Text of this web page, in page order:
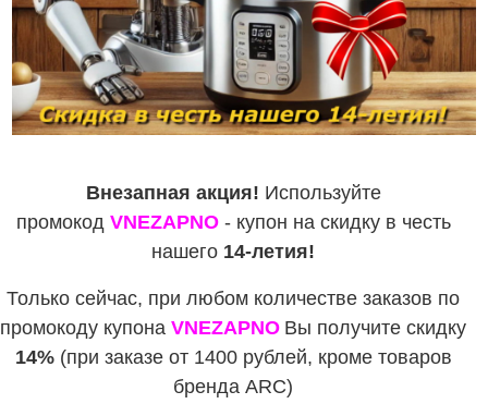
Внезапная акция! Используйте
промокод VNEZAPNO- купон на скидку в честь
нашего 14-летия!
Только сейчас, при любом количестве заказов по
промокоду купона VNEZAPNO Вы получите скидку
14%(при заказе от 1400 рублей, кроме товаров
бренда ARC)